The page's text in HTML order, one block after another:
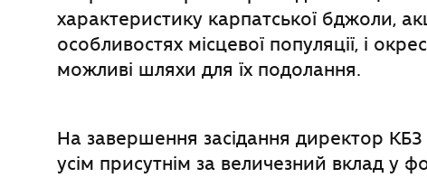
характеристику карпатської бджоли,
особливостях місцевої популяції, і
можливі шляхи для їх подолання.
На завершення засідання директор КБЗ
усім присутнім за величезний вклад у